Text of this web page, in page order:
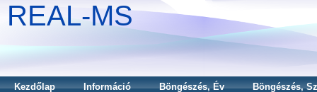
REAL-MS
Kezdőlap Információ Böngészés, Év Böngészés,